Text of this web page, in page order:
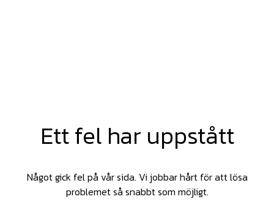
Ett fel har uppstått
Något gick fel på vår sida. Vi jobbar hårt för att lösa
problemet så snabbt som möjligt.